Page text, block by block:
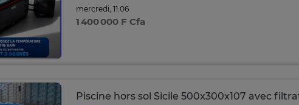
mercredi, 11:06
1 400 000 F Cfa
Piscine hors sol Sicile 500x300x107 avec